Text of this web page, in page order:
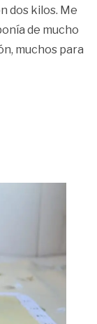
dos kilos. Me
de mucho
muchos para